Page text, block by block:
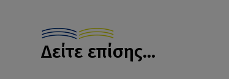
Δείτε επίσης...